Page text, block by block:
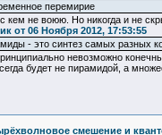
перемирие
кем не воюю. Но никогда и не
от 06 Ноября 2012, 17:53:55
- это синтез самых разных
невозможно
будет не пирамидой, а
смешение и